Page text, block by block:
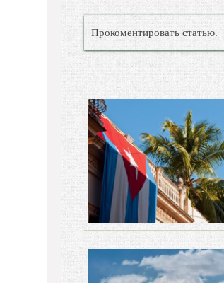
Прокоментировать статью.